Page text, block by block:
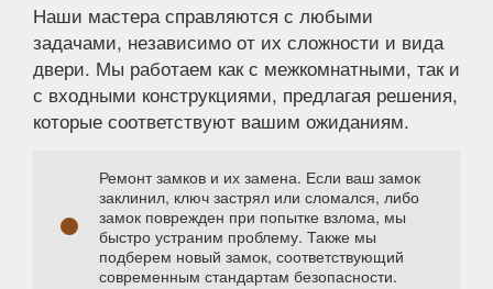
Наши мастера справляются с любыми
задачами, независимо от их сложности и вида
двери. Мы работаем как с межкомнатными, так и
с входными конструкциями, предлагая решения,
которые соответствуют вашим ожиданиям.
Ремонт замков и их замена. Если ваш замок
заклинил, ключ застрял или сломался, либо
замок поврежден при попытке взлома, мы
быстро устраним проблему. Также мы
подберем новый замок, соответствующий
современным стандартам безопасности.